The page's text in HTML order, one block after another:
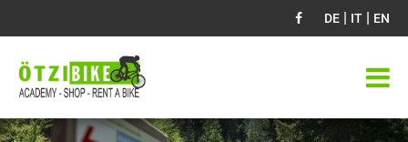
DE | IT | EN